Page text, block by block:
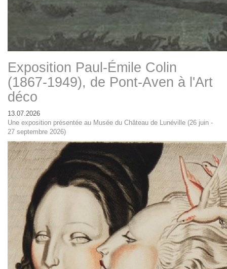
Exposition Paul-Émile Colin
(1867-1949), de Pont-Aven à l'Art
déco
13.07.2026
Une exposition présentée au Musée du Château de Lunéville (26 juin -
27 septembre 2026)